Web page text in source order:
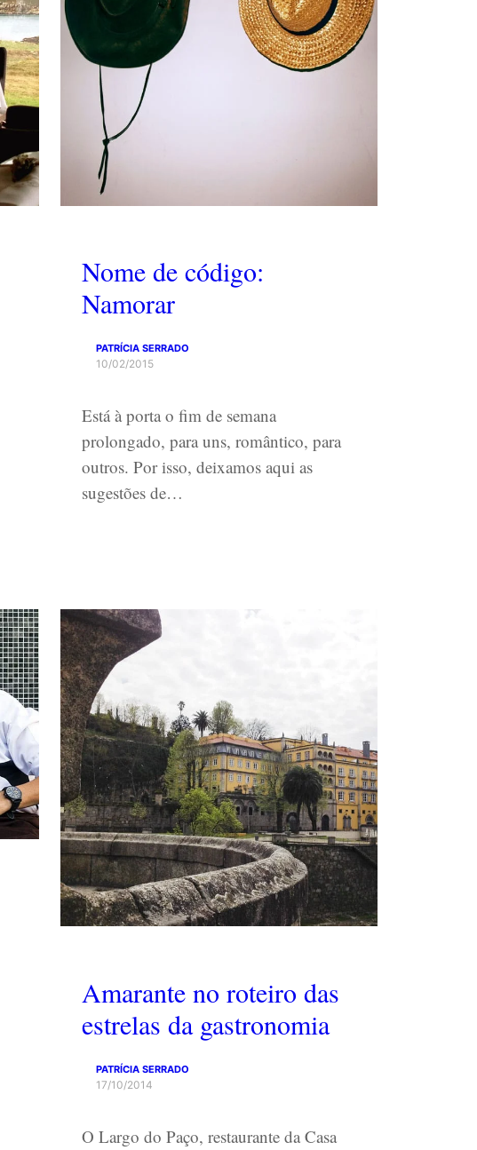
Nome de código:
Namorar
PATRÍCIA SERRADO
10/02/2015
Está à porta o fim de semana
prolongado, para uns, romântico, para
outros. Por isso, deixamos aqui as
sugestões de…
Amarante no roteiro das
estrelas da gastronomia
PATRÍCIA SERRADO
17/10/2014
O Largo do Paço, restaurante da Casa